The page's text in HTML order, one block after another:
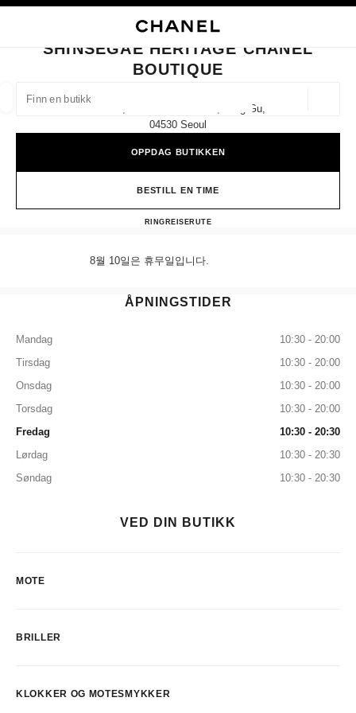
FINN EN BUTIKK
forslag vises under dette søkefeltet
0 Tilgjengelige forslag
LUKK BUTIKKORTET SHINSEGAE HERITAGE CHANEL BOUTIQUE
SHINSEGAE HERITAGE CHANEL
BOUTIQUE
1f & 2f, 42 Namdaemun-Ro, Jung-Gu,
04530 Seoul
OPPDAG BUTIKKEN
BESTILL EN TIME
RING+82 80 805 9628
REISERUTEShinsegae Heritage CHANEL
8월 10일은 휴무일입니다.
ÅPNINGSTIDER
Mandag
10:30 - 20:00
Tirsdag
10:30 - 20:00
Onsdag
10:30 - 20:00
Torsdag
10:30 - 20:00
Fredag
10:30 - 20:30
Lørdag
10:30 - 20:30
Søndag
10:30 - 20:30
VED DIN BUTIKK
MOTE
BRILLER
KLOKKER OG MOTESMYKKER
filtre
filtrer resultat etter: